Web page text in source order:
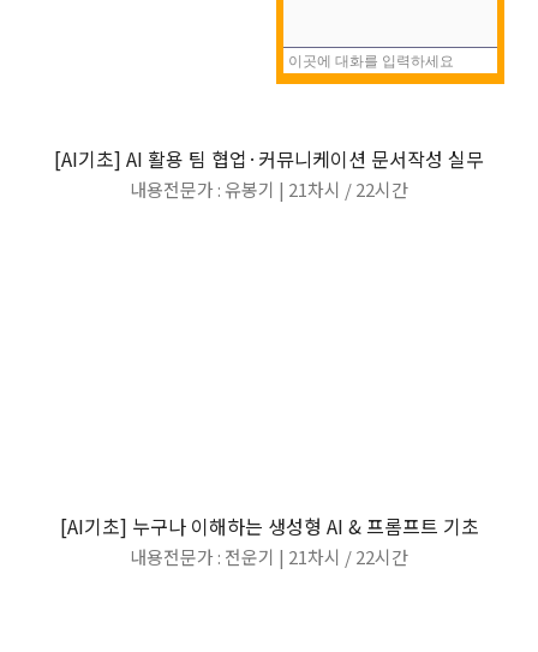
[AI기초] AI 활용 팀 협업·커뮤니케이션 문서작성 실무
내용전문가 : 유봉기 | 21차시 /22시간
[AI기초] 누구나 이해하는 생성형 AI & 프롬프트 기초
내용전문가 : 전운기 | 21차시 /22시간